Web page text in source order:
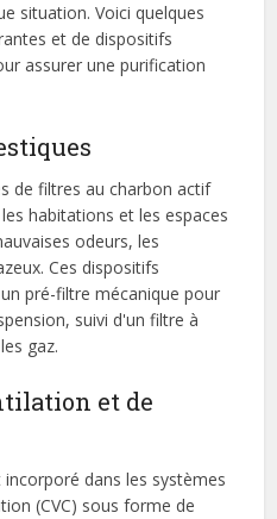
situation. Voici quelques
et de dispositifs
assurer une purification
de filtres au charbon actif
habitations et les espaces
odeurs, les
Ces dispositifs
pré-filtre mécanique pour
suivi d'un filtre à
gaz.
et de
dans les systèmes
(CVC) sous forme de